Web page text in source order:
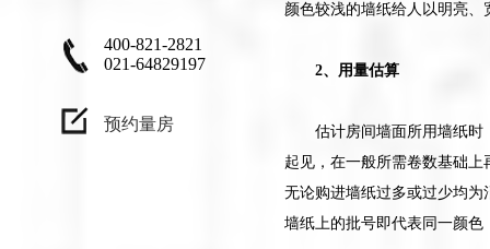
该、让自己满
意"
400-821-2821
021-64829197
预约量房
颜色较浅的墙纸给人以明亮、
2、用量估算
估计房间墙面所用墙纸时
起见，在一般所需卷数基础
无论购进墙纸过多或过少均
墙纸上的批号即代表同一颜